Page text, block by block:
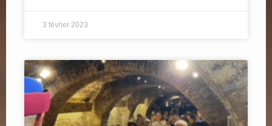
3 février 2023